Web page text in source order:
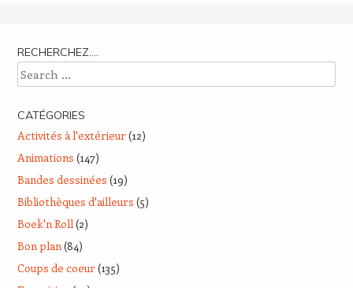
RECHERCHEZ….
Search
CATÉGORIES
Activités à l'extérieur(12)
Animations (147)
Bandes dessinées (19)
Bibliothèques d'ailleurs (5)
Boek'n Roll (2)
Bon plan (84)
Coups de coeur(135)